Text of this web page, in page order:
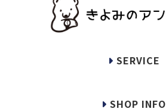
SERVICE
SHOP INFO